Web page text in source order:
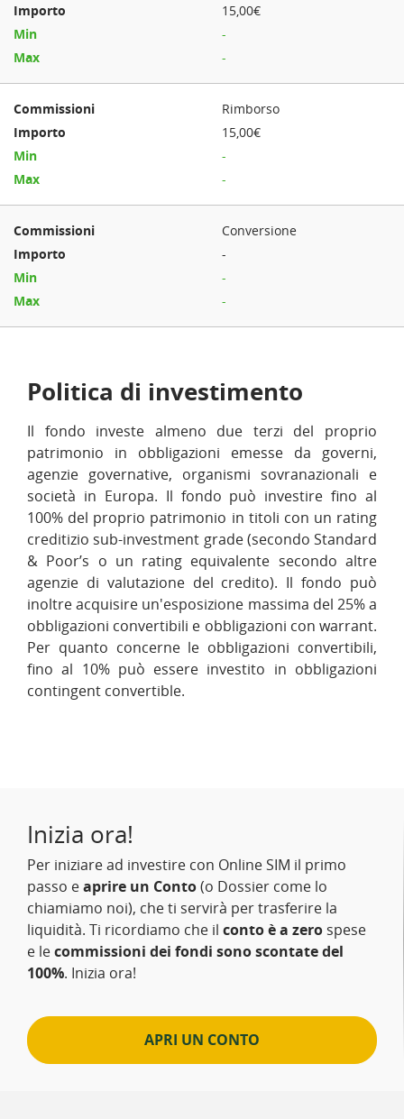
15,00€
-
-
Rimborso
15,00€
-
-
Conversione
-
-
-
Politica di investimento
Il fondo investe almeno due terzi del proprio
patrimonio in obbligazioni emesse da governi,
agenzie governative, organismi sovranazionali e
società in Europa. Il fondo può investire fino al
100% del proprio patrimonio in titoli con un rating
creditizio sub-investment grade (secondo Standard
& Poor’s o un rating equivalente secondo altre
agenzie di valutazione del credito). Il fondo può
inoltre acquisire un'esposizione massima del 25% a
obbligazioni convertibili e obbligazioni con warrant.
Per quanto concerne le obbligazioni convertibili,
fino al 10% può essere investito in obbligazioni
contingent convertible.
Inizia ora!
Per iniziare ad investire con Online SIM il primo
passo eaprire un Conto(o Dossier come lo
chiamiamo noi), che ti servirà per trasferire la
liquidità. Ti ricordiamo che il conto è a zero spese
e lecommissioni dei fondi sono scontate del
100%. Inizia ora!
APRI UN CONTO